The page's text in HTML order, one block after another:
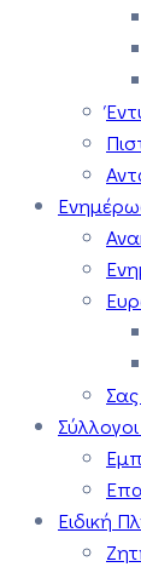
Ειδική